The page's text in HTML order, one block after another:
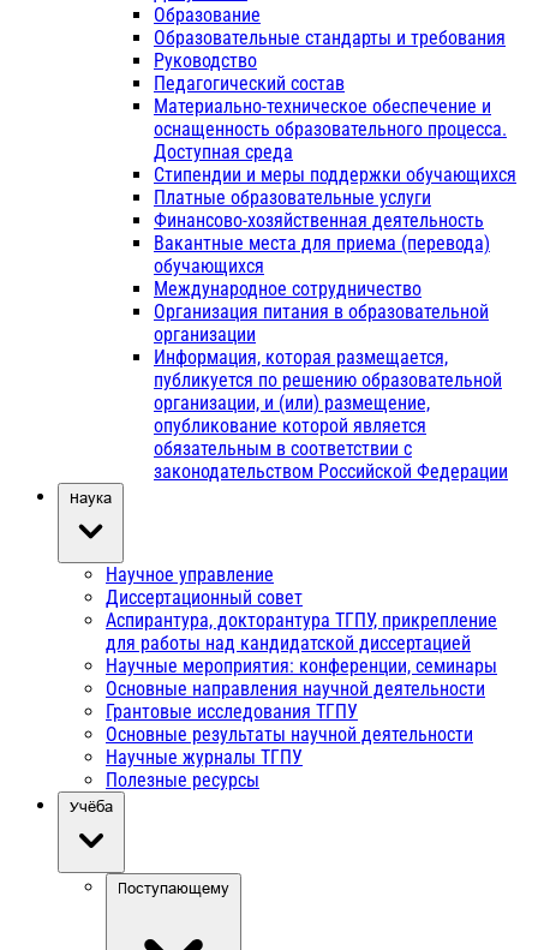
Образование
Образовательные стандарты и требования
Руководство
Педагогический состав
Материально-техническое обеспечение и
оснащенность образовательного процесса.
Доступная среда
Стипендии и меры поддержки обучающихся
Платные образовательные услуги
Финансово-хозяйственная деятельность
Вакантные места для приема (перевода)
обучающихся
Международное сотрудничество
Организация питания в образовательной
организации
Информация, которая размещается,
публикуется по решению образовательной
организации, и (или) размещение,
опубликование которой является
обязательным в соответствии с
законодательством Российской Федерации
Наука
Научное управление
Диссертационный совет
Аспирантура, докторантура ТГПУ, прикрепление
для работы над кандидатской диссертацией
Научные мероприятия: конференции, семинары
Основные направления научной деятельности
Грантовые исследования ТГПУ
Основные результаты научной деятельности
Научные журналы ТГПУ
Полезные ресурсы
Учёба
Поступающему